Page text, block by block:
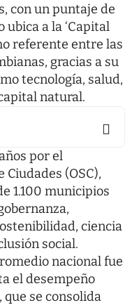
con un puntaje de
ubica a la ‘Capital
referente entre las
gracias a su
tecnología, salud,
natural.
por el
(OSC),
1.100 municipios
ciencia
social.
nacional fue
el desempeño
que se consolida